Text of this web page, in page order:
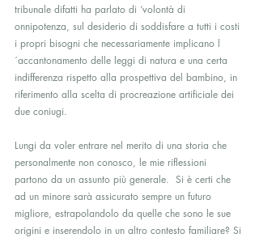
tribunale difatti ha parlato di ‘volontà di
onnipotenza, sul desiderio di soddisfare a tutti i costi
i propri bisogni che necessariamente implicano l
´accantonamento delle leggi di natura e una certa
indifferenza rispetto alla prospettiva del bambino, in
riferimento alla scelta di procreazione artificiale dei
due coniugi.
Lungi da voler entrare nel merito di una storia che
personalmente non conosco, le mie riflessioni
partono da un assunto più generale.  Si è certi che
ad un minore sarà assicurato sempre un futuro
migliore, estrapolandolo da quelle che sono le sue
origini e inserendolo in un altro contesto familiare? Si